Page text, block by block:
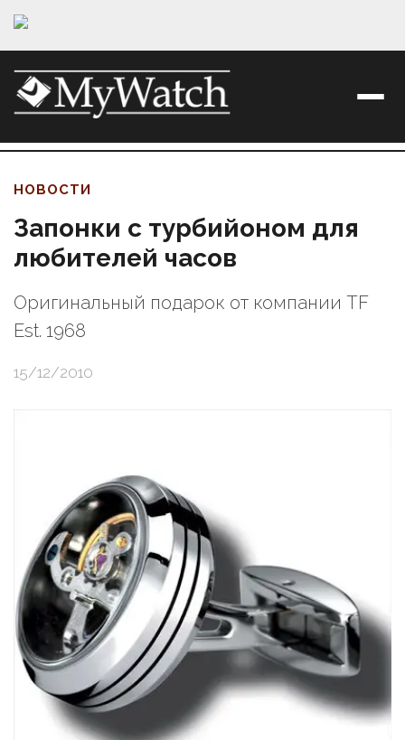
НОВОСТИ
Запонки с турбийоном для
любителей часов
Оригинальный подарок от компании TF
Est. 1968
15/12/2010